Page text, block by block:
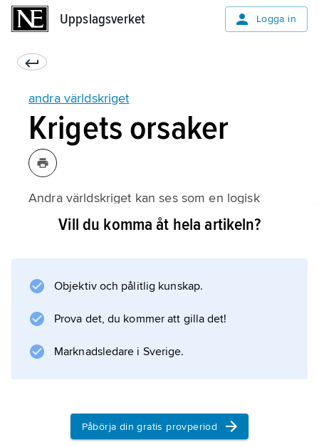
Uppslagsverket Logga in
andra världskriget
Krigets orsaker
Andra världskriget kan ses som en logisk
fortsättning på det första – ”tragedins andra
som avslutade första världskriget: Brest-
Litovsk mellan Tyskland och Ryssland 1918,
ententemakterna
Information om artikeln
Vill du komma åt hela artikeln?
Objektiv och pålitlig kunskap.
Prova det, du kommer att gilla det!
Marknadsledare i Sverige.
Påbörja din gratis provperiod